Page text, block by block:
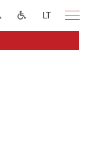
LT